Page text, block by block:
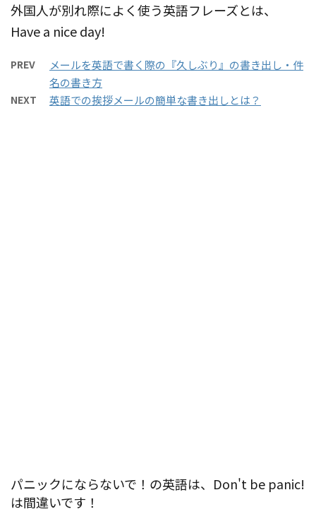
外国人が別れ際によく使う英語フレーズとは、
Have a nice day!
PREV
メールを英語で書く際の『久しぶり』の書き出し・件
名の書き方
NEXT 英語での挨拶メールの簡単な書き出しとは？
パニックにならないで！の英語は、Don't be panic!
は間違いです！